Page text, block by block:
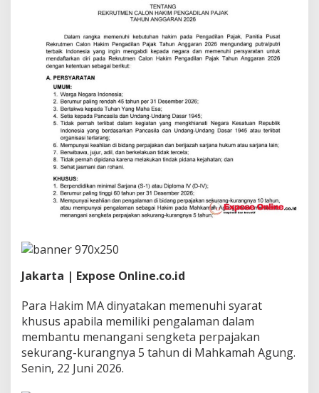
a
i
m
M
i
P
e
n
g
i
l
a
a
,
T
e
t
Jakarta | Expose Online.co.id
Para Hakim MA dinyatakan memenuhi syarat
khusus apabila memiliki pengalaman dalam
membantu menangani sengketa perpajakan
sekurang-kurangnya 5 tahun di Mahkamah Agung.
Senin, 22 Juni 2026.